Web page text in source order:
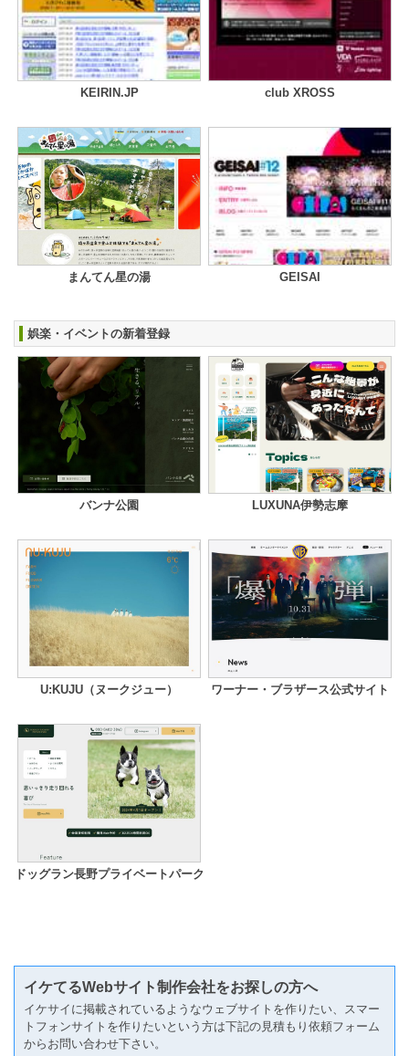
KEIRIN.JP club XROSS
まんてん星の湯 GEISAI
娯楽・イベントの新着登録
バンナ公園 LUXUNA伊勢志摩
U:KUJU（ヌークジュー） ワーナー・ブラザース公式サイト
ドッグラン長野プライベートパーク
イケてるWebサイト制作会社をお探しの方へ
イケサイに掲載されているようなウェブサイトを作りたい、スマー
トフォンサイトを作りたいという方は下記の見積もり依頼フォーム
からお問い合わせ下さい。